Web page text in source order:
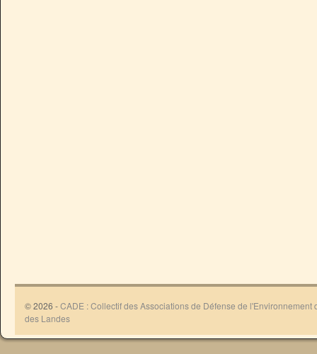
© 2026 -CADE : Collectif des Associations de Défense de l'Environnement
des Landes